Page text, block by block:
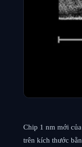
Chip 1 nm mới
trên kích thước